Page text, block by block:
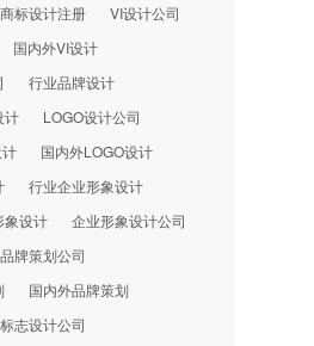
商标设计注册
VI设计公司
国内外VI设计
行业品牌设计
计
LOGO设计公司
国内外LOGO设计
行业企业形象设计
象设计
企业形象设计公司
品牌策划公司
国内外品牌策划
标志设计公司